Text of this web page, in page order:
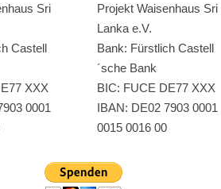
Sri
Castell
XXX
0001
Projekt Waisenhaus Sri
Lanka e.V.
Bank: Fürstlich Castell
´sche Bank
BIC: FUCE DE77 XXX
IBAN: DE02 7903 0001
0015 0016 00